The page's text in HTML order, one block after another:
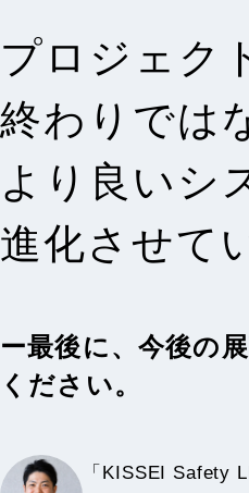
プロジェク
終わりでは
より良いシ
進化させて
ー最後に、今後の
ください。
「KISSEI Safety